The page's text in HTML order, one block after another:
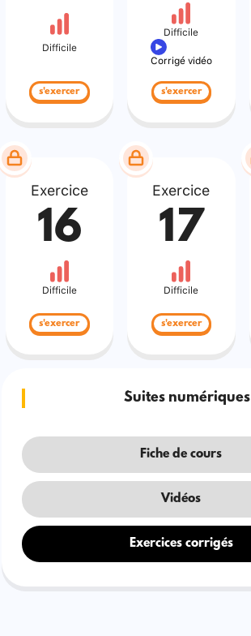
Difficile
s'exercer
Difficile
Corrigé vidéo
s'exercer
Exercice
16
Difficile
s'exercer
Exercice
17
Difficile
s'exercer
Suites numériques
Fiche de cours
Vidéos
Exercices corrigés